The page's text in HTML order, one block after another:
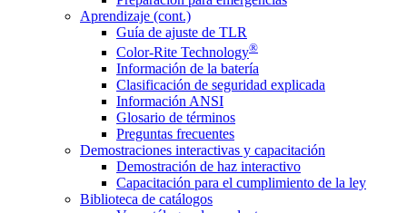
Aprendizaje (cont.)
Guía de ajuste de TLR
Color-Rite Technology®
Información de la batería
Clasificación de seguridad explicada
Información ANSI
Glosario de términos
Preguntas frecuentes
Demostraciones interactivas y capacitación
Demostración de haz interactivo
Capacitación para el cumplimiento de la ley
Biblioteca de catálogos